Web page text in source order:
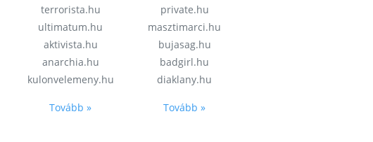
terrorista.hu
ultimatum.hu
aktivista.hu
anarchia.hu
kulonvelemeny.hu
Tovább »
private.hu
masztimarci.hu
bujasag.hu
badgirl.hu
diaklany.hu
Tovább »